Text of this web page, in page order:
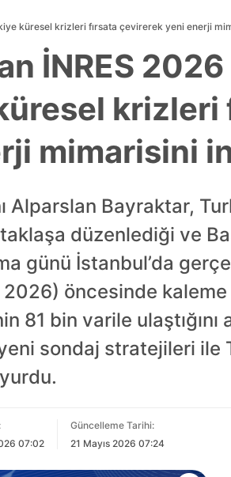
küresel krizleri fırsata çevirerek yeni enerji
İNRES
krizleri
mimarisini
Alparslan Bayraktar,
düzenlediği ve
günü İstanbul’da
öncesinde kaleme
bin varile ulaştığını
sondaj stratejileri
07:02
Güncelleme Tarihi:
21 Mayıs 2026 07:24